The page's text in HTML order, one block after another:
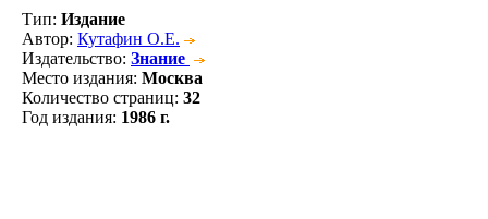
Тип: Издание
Автор: Кутафин О.Е.
Издательство: Знание
Место издания: Москва
Количество страниц: 32
Год издания: 1986 г.